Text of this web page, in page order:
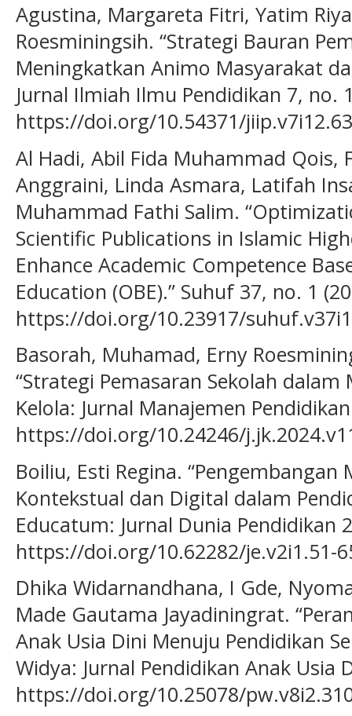
Agustina, Margareta Fitri, Yatim
Roesminingsih. “Strategi Bauran
Meningkatkan Animo Masyarakat
Jurnal Ilmiah Ilmu Pendidikan 7, no.
https://doi.org/10.54371/
Al Hadi, Abil Fida Muhammad Qois,
Anggraini, Linda Asmara, Latifah
Muhammad Fathi Salim.
Scientific Publications in Islamic
Enhance Academic Competence
Education (OBE).” Suhuf 37, no. 1
https://doi.org/10.23917/
Basorah, Muhamad, Erny
“Strategi Pemasaran Sekolah
Kelola: Jurnal Manajemen
https://doi.org/10.24246/
Boiliu, Esti Regina. “Pengembangan
Kontekstual dan Digital dalam
Educatum: Jurnal Dunia Pendidikan
https://doi.org/10.62282/je.v2i1.51-
Dhika Widarnandhana, I Gde,
Made Gautama Jayadiningrat.
Anak Usia Dini Menuju Pendidikan
Widya: Jurnal Pendidikan Anak Usia
https://doi.org/10.25078/